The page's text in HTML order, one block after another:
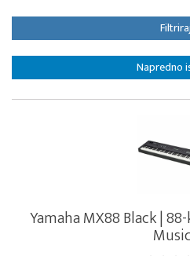
Filtriraj
Napredno
Yamaha MX88 Black |